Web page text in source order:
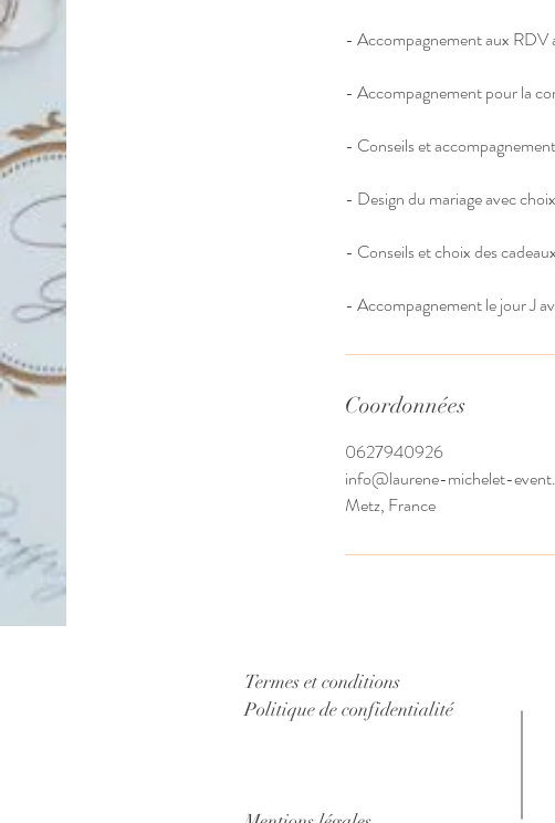
- Accompagnement aux RDV
- Accompagnement pour la
- Conseils et
- Design du mariage avec
- Conseils et choix des
- Accompagnement le jour J
Coordonnées
0627940926
info@laurene-michelet-
Metz, France
Termes et conditions
Politique de confidentialité